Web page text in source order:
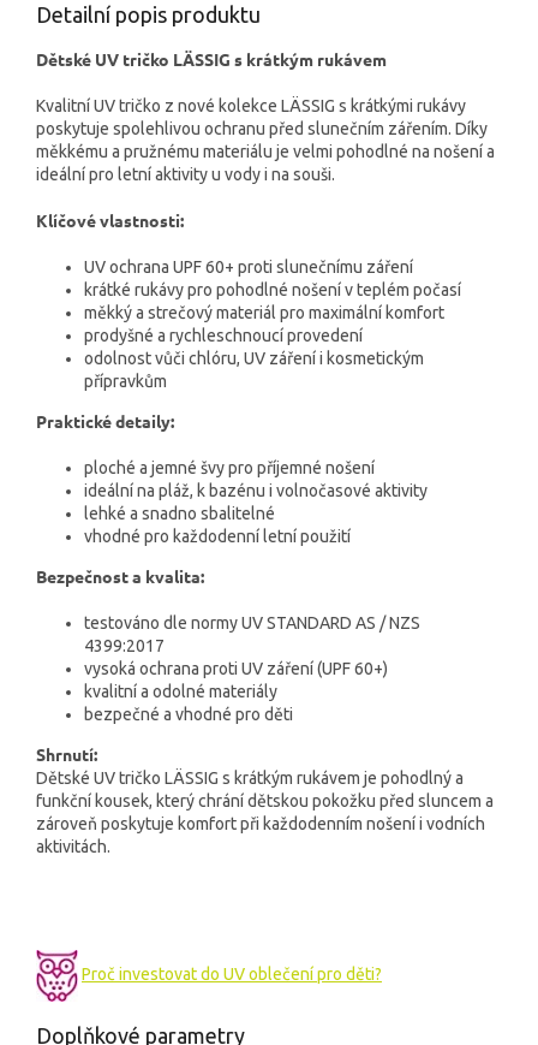
Detailní popis produktu
Dětské UV tričko LÄSSIG s krátkým rukávem
Kvalitní UV tričko z nové kolekce LÄSSIG s krátkými rukávy
poskytuje spolehlivou ochranu před slunečním zářením. Díky
měkkému a pružnému materiálu je velmi pohodlné na nošení a
ideální pro letní aktivity u vody i na souši.
Klíčové vlastnosti:
UV ochrana UPF 60+ proti slunečnímu záření
krátké rukávy pro pohodlné nošení v teplém počasí
měkký a strečový materiál pro maximální komfort
prodyšné a rychleschnoucí provedení
odolnost vůči chlóru, UV záření i kosmetickým
přípravkům
Praktické detaily:
ploché a jemné švy pro příjemné nošení
ideální na pláž, k bazénu i volnočasové aktivity
lehké a snadno sbalitelné
vhodné pro každodenní letní použití
Bezpečnost a kvalita:
testováno dle normy UV STANDARD AS / NZS
4399:2017
vysoká ochrana proti UV záření (UPF 60+)
kvalitní a odolné materiály
bezpečné a vhodné pro děti
Shrnutí:
Dětské UV tričko LÄSSIG s krátkým rukávem je pohodlný a
funkční kousek, který chrání dětskou pokožku před sluncem a
zároveň poskytuje komfort při každodenním nošení i vodních
aktivitách.
Proč investovat do UV oblečení pro děti?
Doplňkové parametry